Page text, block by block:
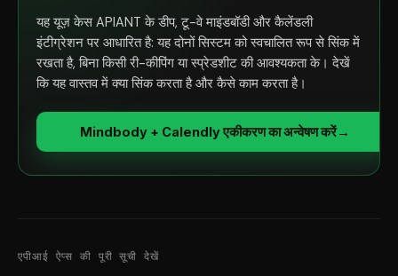
यह यूज़ केस APIANT के डीप, टू-वे माइंडबॉडी और कैलेंडली
इंटीग्रेशन पर आधारित है: यह दोनों सिस्टम को स्वचालित रूप से सिंक में
रखता है, बिना किसी री-कीपिंग या स्प्रेडशीट की आवश्यकता के। देखें
कि यह वास्तव में क्या सिंक करता है और कैसे काम करता है।
Mindbody + Calendly एकीकरण का अन्वेषण करें→
एपीआई ऐप्स की पूरी सूची देखें